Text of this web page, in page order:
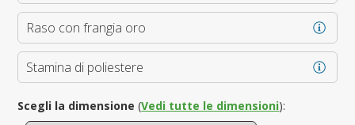
Raso con frangia oro
Stamina di poliestere
Scegli la dimensione (Vedi tutte le dimensioni):